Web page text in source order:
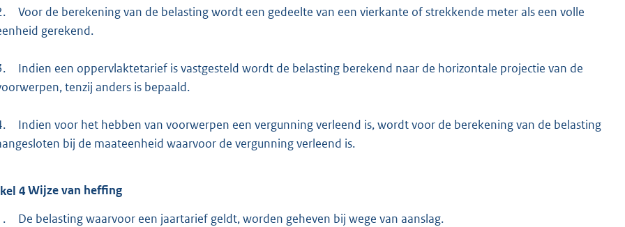
Voor de berekening van de belasting wordt een gedeelte van een vierkante of strekkende meter als een volle
gerekend.
Indien een oppervlaktetarief is vastgesteld wordt de belasting berekend naar de horizontale projectie van de
tenzij anders is bepaald.
Indien voor het hebben van voorwerpen een vergunning verleend is, wordt voor de berekening van de belasting
bij de maateenheid waarvoor de vergunning verleend is.
4Wijze van heffing
De belasting waarvoor een jaartarief geldt, worden geheven bij wege van aanslag.